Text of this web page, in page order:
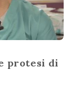
protesi di